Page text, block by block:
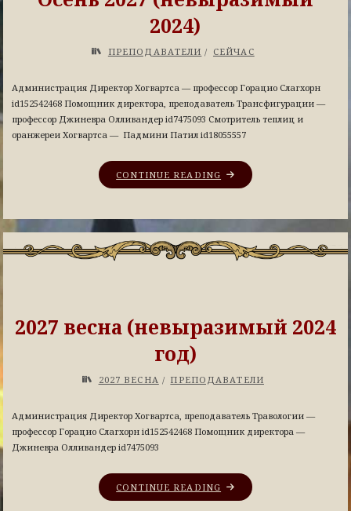
2024)
ПРЕПОДАВАТЕЛИ / СЕЙЧАС
Администрация Директор Хогвартса — профессор Горацио Слагхорн
id152542468 Помощник директора, преподаватель Трансфигурации —
профессор Джиневра Олливандер id7475093 Смотритель теплиц и
оранжереи Хогвартса — Падмини Патил id18055557
CONTINUE READING
2027 весна (невыразимый 2024
год)
2027 ВЕСНА / ПРЕПОДАВАТЕЛИ
Администрация Директор Хогвартса, преподаватель Травологии —
профессор Горацио Слагхорн id152542468 Помощник директора —
Джиневра Олливандер id7475093
CONTINUE READING